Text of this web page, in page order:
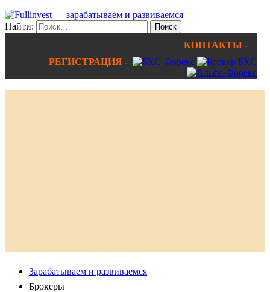
Найти:
КОНТАКТЫ -
РЕГИСТРАЦИЯ -
Зарабатываем и развиваемся
Брокеры